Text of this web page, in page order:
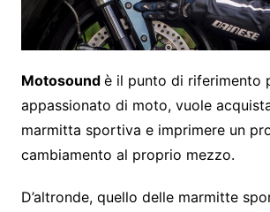
Motosound è il punto di riferimento
appassionato di moto, vuole
marmitta sportiva e imprimere un
cambiamento al proprio mezzo.
D’altronde, quello delle marmitte